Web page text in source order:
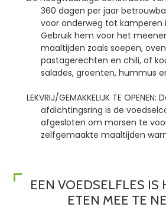
360 dagen per jaar
voor onderweg tot kamperen
Gebruik hem voor het
maaltijden zoals soepen,
pastagerechten en chili, of
salades, groenten, hummus
LEKVRIJ/GEMAKKELIJK TE
afdichtingsring is de
afgesloten om morsen te
zelfgemaakte maaltijden
EEN VOEDSELFLES IS
ETEN MEE TE